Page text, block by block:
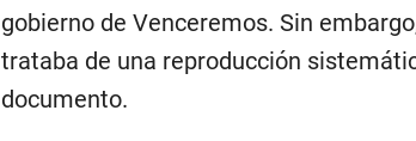
gobierno de Venceremos. Sin
trataba de una reproducción
documento.